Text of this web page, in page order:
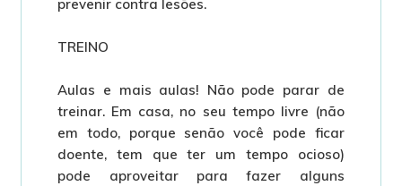
prevenir contra lesões.
TREINO
Aulas e mais aulas! Não pode parar de
treinar. Em casa, no seu tempo livre (não
em todo, porque senão você pode ficar
doente, tem que ter um tempo ocioso)
pode aproveitar para fazer alguns